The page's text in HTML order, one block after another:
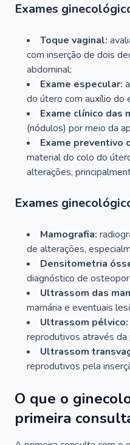
Exames
Toque vaginal:
com inserção de dois
abdominal;
Exame especular:
do útero com auxílio do
Exame clínico das
(nódulos) por meio da
Exame preventivo
material do colo do
alterações,
Exames
Mamografia:
de alterações,
Densitometria
diagnóstico de
Ultrassom das
mamária e eventuais
Ultrassom pélvico:
reprodutivos através da
Ultrassom
reprodutivos pela
O que o
primeira